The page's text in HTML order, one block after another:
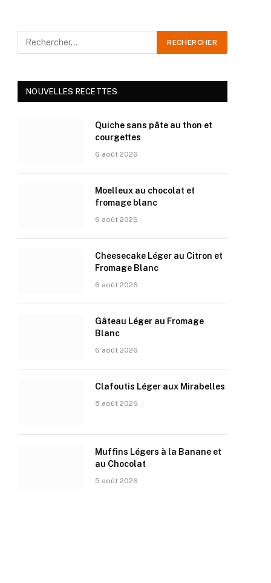
NOUVELLES RECETTES
Quiche sans pâte au thon et
courgettes
6 août 2026
Moelleux au chocolat et
fromage blanc
6 août 2026
Cheesecake Léger au Citron et
Fromage Blanc
6 août 2026
Gâteau Léger au Fromage
Blanc
6 août 2026
Clafoutis Léger aux Mirabelles
5 août 2026
Muffins Légers à la Banane et
au Chocolat
5 août 2026